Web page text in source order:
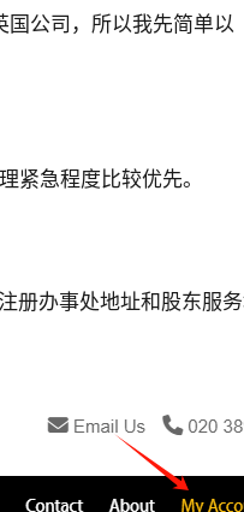
国公司，所以我先简单以
紧急程度比较优先。
册办事处地址和股东服